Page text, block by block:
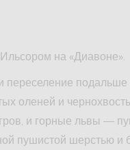
на «Диавоне».
переселение
оленей и
и горные львы —
пушистой шерстью и